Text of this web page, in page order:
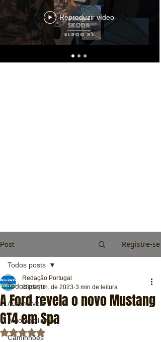
Reproduzir vídeo
Post Registre-se
Todos posts
Automóveis
Automobilismo
Caminhões
Todos posts
A Ford revela o novo Mustang
GT4 em Spa
Redação Portugal
28 de jun. de 2023 3 min de leitura
Avaliado com NaN de 5 estrelas.